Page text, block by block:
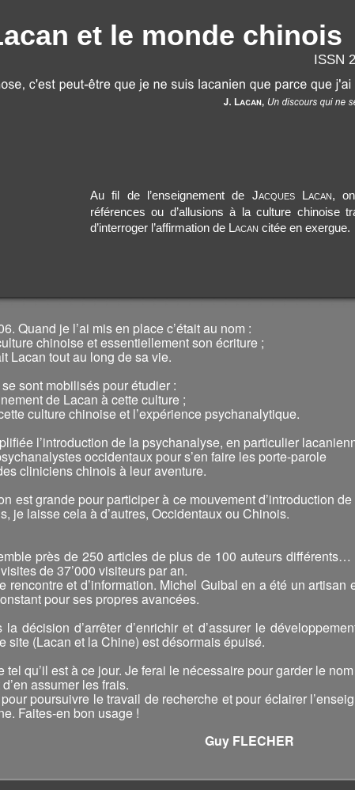
et le monde chinois
ISSN
Au fil de l’enseignement de Jacques Lacan,
références ou d’allusions à la culture chinoise
d’interroger l’affirmation de Lacan citée en exergue.
Quand je l’ai mis en place c’était au nom :
chinoise et essentiellement son écriture ;
Lacan tout au long de sa vie.
sont mobilisés pour étudier :
de Lacan à cette culture ;
culture chinoise et l’expérience psychanalytique.
l’introduction de la psychanalyse, en particulier
occidentaux pour s’en faire les porte-parole
cliniciens chinois à leur aventure.
est grande pour participer à ce mouvement d’introduction
je laisse cela à d’autres, Occidentaux ou Chinois.
près de 250 articles de plus de 100 auteurs
de 37’000 visiteurs par an.
rencontre et d’information. Michel Guibal en a été un artisan
pour ses propres avancées.
la décision d’arrêter d’enrichir et d’assurer le
site (Lacan et la Chine) est désormais épuisé.
tel qu’il est à ce jour. Je ferai le nécessaire pour garder le
assumer les frais.
poursuivre le travail de recherche et pour éclairer
Faites-en bon usage !